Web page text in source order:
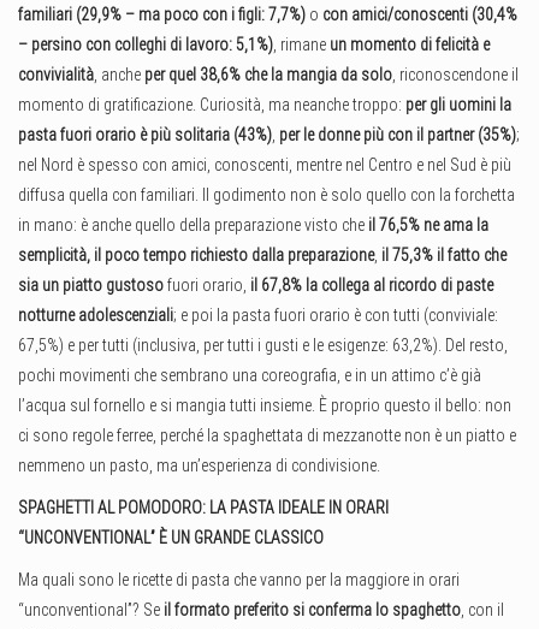
familiari (29,9% – ma poco con i figli: 7,7%) o con amici/conoscenti (30,4%
– persino con colleghi di lavoro: 5,1%) , rimane un momento di felicità e
convivialità , anche per quel 38,6% che la mangia da solo , riconoscendone il
momento di gratificazione. Curiosità, ma neanche troppo: per gli uomini la
pasta fuori orario è più solitaria (43%) per le donne più con il partner (35%);
nel Nord è spesso con amici, conoscenti, mentre nel Centro e nel Sud è più
diffusa quella con familiari. Il godimento non è solo quello con la forchetta
in mano: è anche quello della preparazione visto che il 76,5% ne ama la
semplicità, il poco tempo richiesto dalla preparazione, il 75,3% il fatto che
sia un piatto gustosofuori orario, il 67,8% la collega al ricordo di paste
notturne adolescenziali; e poi la pasta fuori orario è con tutti (conviviale:
67,5%) e per tutti (inclusiva, per tutti i gusti e le esigenze: 63,2%). Del resto,
pochi movimenti che sembrano una coreografia, e in un attimo c’è già
l’acqua sul fornello e si mangia tutti insieme. È proprio questo il bello: non
ci sono regole ferree, perché la spaghettata di mezzanotte non è un piatto e
nemmeno un pasto, ma un’esperienza di condivisione.
SPAGHETTI AL POMODORO: LA PASTA IDEALE IN ORARI
“UNCONVENTIONAL” È UN GRANDE CLASSICO
Ma quali sono le ricette di pasta che vanno per la maggiore in orari
“unconventional”? Se il formato preferito si conferma lo spaghetto , con il